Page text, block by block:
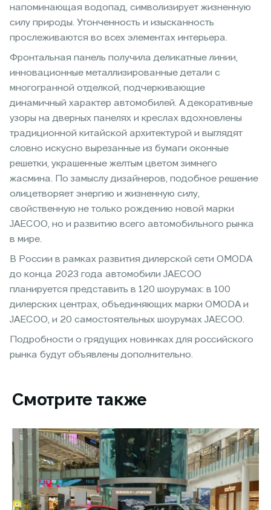
напоминающая водопад, символизирует жизненную
силу природы. Утонченность и изысканность
прослеживаются во всех элементах интерьера.
Фронтальная панель получила деликатные линии,
инновационные металлизированные детали с
многогранной отделкой, подчеркивающие
динамичный характер автомобилей. А декоративные
узоры на дверных панелях и креслах вдохновлены
традиционной китайской архитектурой и выглядят
словно искусно вырезанные из бумаги оконные
решетки, украшенные желтым цветом зимнего
жасмина. По замыслу дизайнеров, подобное решение
олицетворяет энергию и жизненную силу,
свойственную не только рождению новой марки
JAECOO, но и развитию всего автомобильного рынка
в мире.
В России в рамках развития дилерской сети OMODA
до конца 2023 года автомобили JAECOO
планируется представить в 120 шоурумах: в 100
дилерских центрах, объединяющих марки OMODA и
JAECOO, и 20 самостоятельных шоурумах JAECOO.
Подробности о грядущих новинках для российского
рынка будут объявлены дополнительно.
Смотрите также